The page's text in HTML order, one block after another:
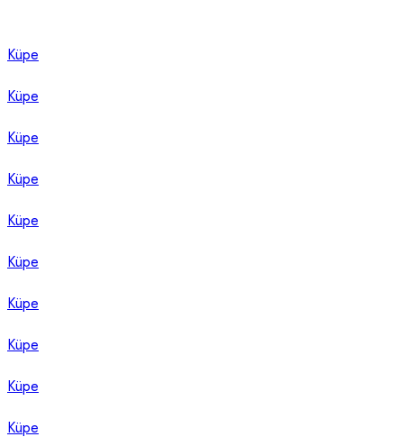
Küpe
Küpe
Küpe
Küpe
Küpe
Küpe
Küpe
Küpe
Küpe
Küpe